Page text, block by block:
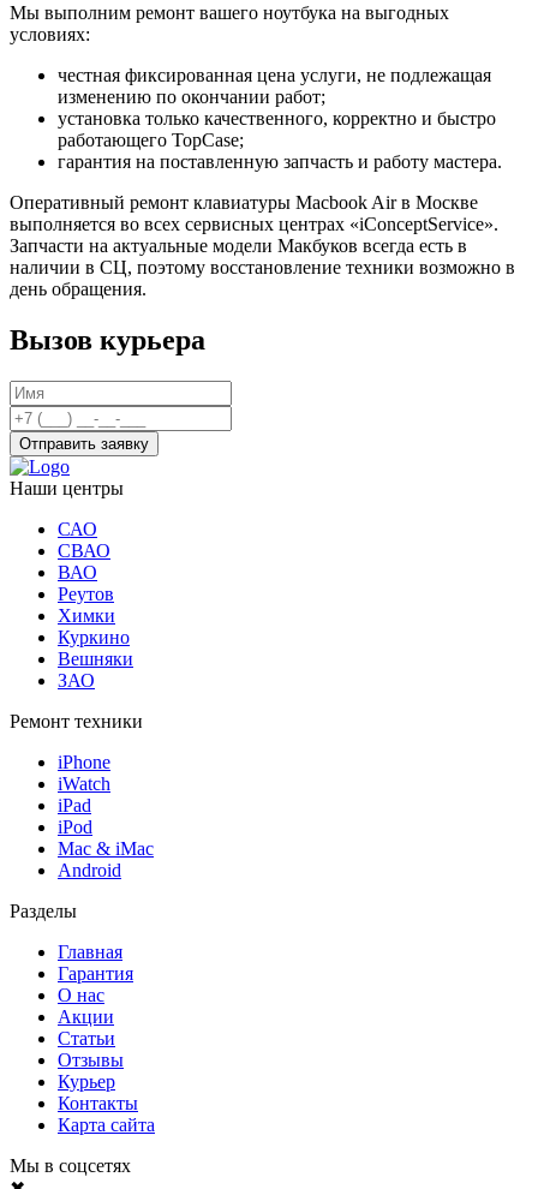
Мы выполним ремонт вашего ноутбука на выгодных
условиях:
честная фиксированная цена услуги, не подлежащая
изменению по окончании работ;
установка только качественного, корректно и быстро
работающего TopCase;
гарантия на поставленную запчасть и работу мастера.
Оперативный ремонт клавиатуры Macbook Air в Москве
выполняется во всех сервисных центрах «iConceptService».
Запчасти на актуальные модели Макбуков всегда есть в
наличии в СЦ, поэтому восстановление техники возможно в
день обращения.
Вызов курьера
Отправить заявку
Наши центры
САО
СВАО
ВАО
Реутов
Химки
Куркино
Вешняки
ЗАО
Ремонт техники
iPhone
iWatch
iPad
iPod
Mac & iMac
Android
Разделы
Главная
Гарантия
О нас
Акции
Статьи
Отзывы
Курьер
Контакты
Карта сайта
Мы в соцсетях